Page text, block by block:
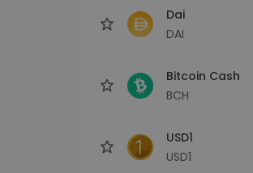
Dai
DAI
Bitcoin Cash
BCH
USD1
USD1